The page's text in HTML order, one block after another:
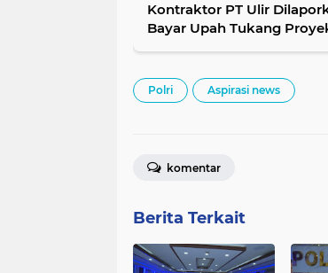
Kontraktor PT Ulir
Bayar Upah Tukang
Polri Aspirasi news
komentar
Berita Terkait